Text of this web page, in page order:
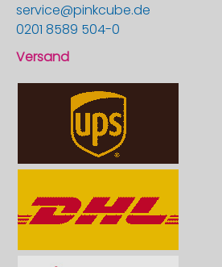
service@pinkcube.de
0201 8589 504-0
Versand